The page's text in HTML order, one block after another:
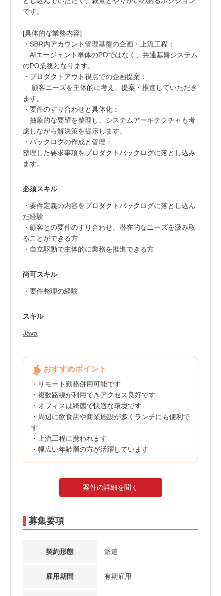
です。
[具体的な業務内容]
・SBR内アカウント管理基盤の企画・上流工程：
AIエージェント単体のPOではなく、共通基盤システム
のPO業務となります。
・プロダクトアウト視点での企画提案：
顧客ニーズを主体的に考え、提案・推進していただき
ます。
・要件のすり合わせと具体化：
抽象的な要望を整理し、システムアーキテクチャも考
慮しながら解決策を提示します。
・バックログの作成と管理：
整理した要求事項をプロダクトバックログに落とし込み
ます。
必須スキル
・要件定義の内容をプロダクトバックログに落とし込ん
だ経験
・顧客との要件のすり合わせ、潜在的なニーズを汲み取
ることができる方
・自立駆動で主体的に業務を推進できる方
尚可スキル
・要件整理の経験
スキル
Java
おすすめポイント
・リモート勤務併用可能です
・複数路線が利用できアクセス良好です
・オフィスは綺麗で快適な環境です
・周辺に飲食店や商業施設が多くランチにも便利で
す
・上流工程に携われます
・幅広い年齢層の方が活躍しています
案件の詳細を聞く
募集要項
契約形態 派遣
雇用期間 有期雇用